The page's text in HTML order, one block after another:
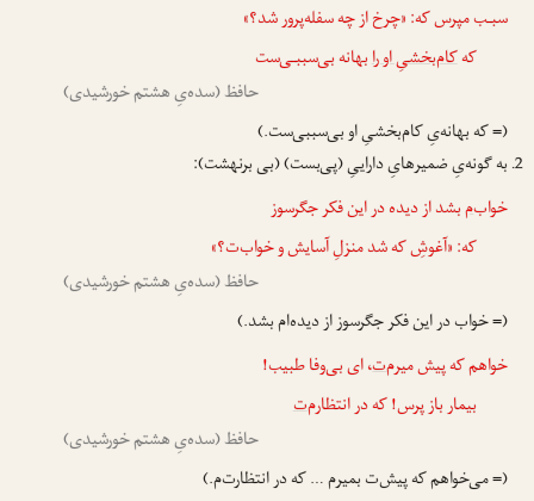
سبـب مپرس که: «چرخ از چه سفله‌پرور شد؟»
کهکام‌بخشیِ او رابهانه بی‌سببـی‌ست
حافظ (سده‌یِ هشتم خورشیدی)
(= که بهانه‌یِ کام‌بخشیِ او بی‌سببی‌ست.)
به گونه‌یِ ضمیرهایِ داراییِ (پی‌بست) (بی برنهشت):
خواب‌مبشد از دیده در این فکر جگرسوز
که: «آغوشِ که شد منزلِ آسایش و خواب‌ت؟»
حافظ (سده‌یِ هشتم خورشیدی)
(= خواب در این فکر جگرسوز از دیده‌ام بشد.)
خواهم که پیش میرم‌‌ت، ای بی‌وفا طبیب!
بیمار باز پرس! که در انتظارم‌‌ت
حافظ (سده‌یِ هشتم خورشیدی)
(= می‌خواهم که پیش‌ت بمیرم … که در انتظارت‌م.)